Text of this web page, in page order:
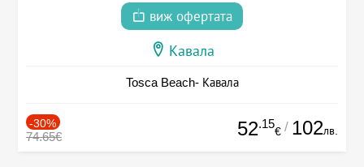
виж офертата
Кавала
Tosca Beach- Кавала
-30%
74.65€ 52.15
€ / 102лв.